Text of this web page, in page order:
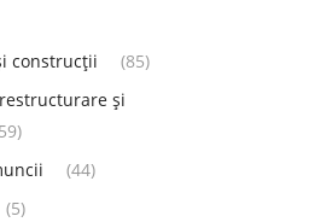
construcții
(85)
și
(44)
(5)